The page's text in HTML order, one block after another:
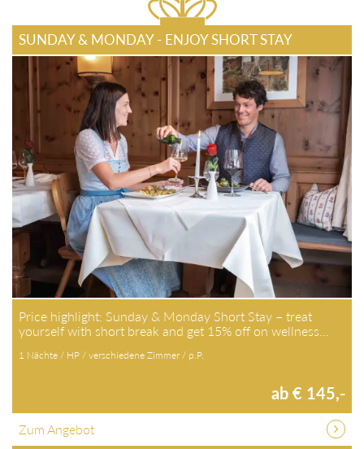
SUNDAY & MONDAY - ENJOY SHORT STAY
Price highlight: Sunday & Monday Short Stay – treat
yourself with short break and get 15% off on wellness…
1 Nächte / HP / verschiedene Zimmer / p.P.
ab € 145,-
Zum Angebot